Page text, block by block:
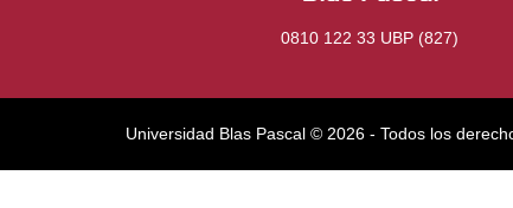
0810 122 33 UBP (827)
Universidad Blas Pascal ©️ 2026 - Todos los